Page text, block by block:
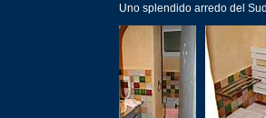
Uno splendido arredo del